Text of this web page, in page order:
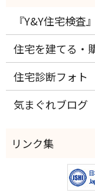
『Y&Y住宅検査
住宅を建てる・
住宅診断フォト
気まぐれブログ